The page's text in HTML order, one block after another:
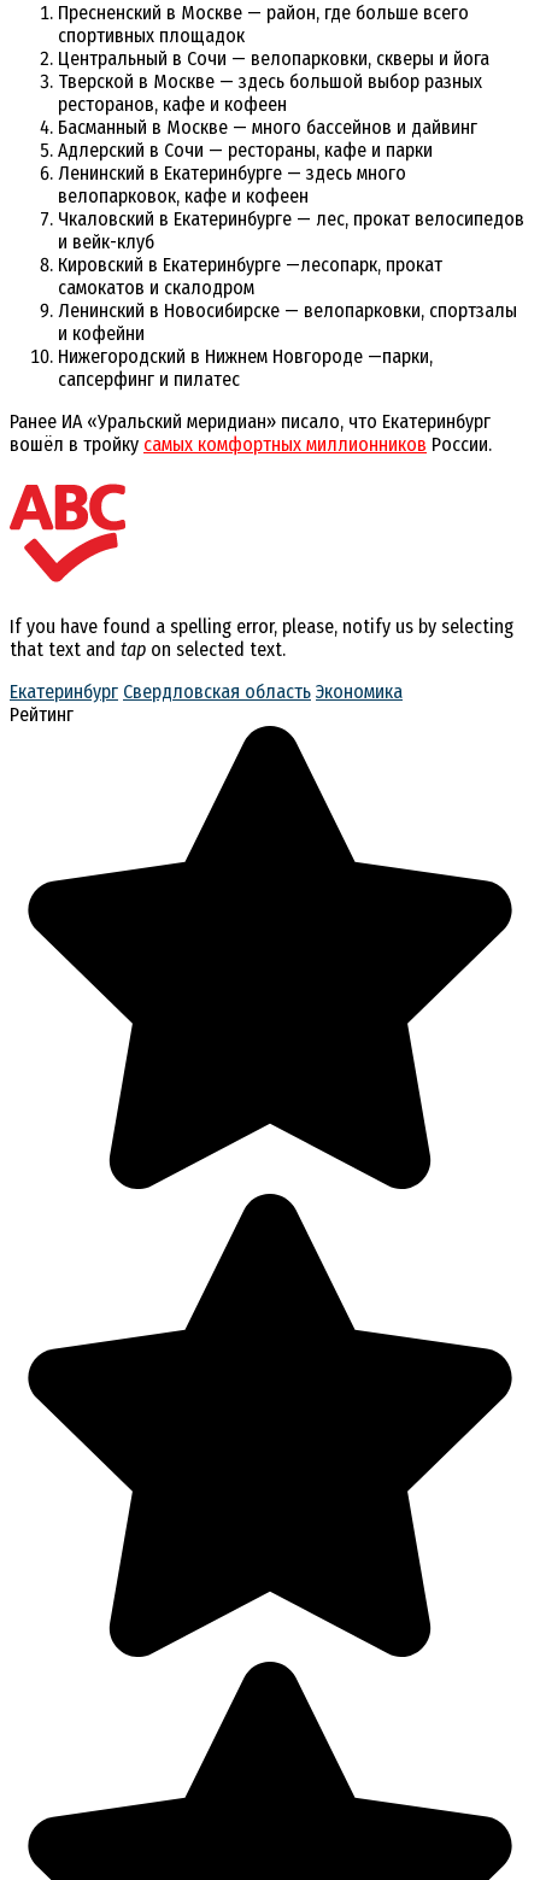
Пресненский в Москве — район, где больше всего
спортивных площадок
Центральный в Сочи — велопарковки, скверы и йога
Тверской в Москве — здесь большой выбор разных
ресторанов, кафе и кофеен
Басманный в Москве — много бассейнов и дайвинг
Адлерский в Сочи — рестораны, кафе и парки
Ленинский в Екатеринбурге — здесь много
велопарковок, кафе и кофеен
Чкаловский в Екатеринбурге — лес, прокат велосипедов
и вейк-клуб
Кировский в Екатеринбурге —лесопарк, прокат
самокатов и скалодром
Ленинский в Новосибирске — велопарковки, спортзалы
и кофейни
Нижегородский в Нижнем Новгороде —парки,
сапсерфинг и пилатес
Ранее ИА «Уральский меридиан» писало, что Екатеринбург
вошёл в тройку самых комфортных миллионников России.
If you have found a spelling error, please, notify us by selecting
that text and tap on selected text.
Екатеринбург Свердловская область Экономика
Рейтинг